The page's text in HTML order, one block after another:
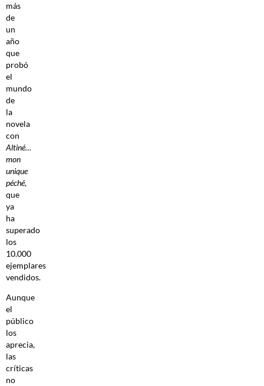
más
de
un
año
que
probó
el
mundo
de
la
novela
con
Altiné…
mon
unique
péché,
que
ya
ha
superado
los
10.000
ejemplares
vendidos.
Aunque
el
público
los
aprecia,
las
críticas
no